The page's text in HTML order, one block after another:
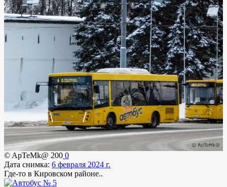
© ApTeMk@ 200 0
Дата снимка: 6 февраля 2024 г.
Где-то в Кировском районе..